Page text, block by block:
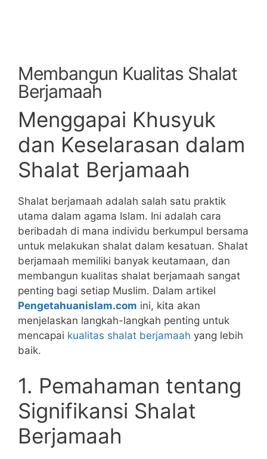
Membangun Kualitas Shalat
Berjamaah
Menggapai Khusyuk
dan Keselarasan dalam
Shalat Berjamaah
Shalat berjamaah adalah salah satu praktik
utama dalam agama Islam. Ini adalah cara
beribadah di mana individu berkumpul bersama
untuk melakukan shalat dalam kesatuan. Shalat
berjamaah memiliki banyak keutamaan, dan
membangun kualitas shalat berjamaah sangat
penting bagi setiap Muslim. Dalam artikel
Pengetahuanislam.com ini, kita akan
menjelaskan langkah-langkah penting untuk
mencapai kualitas shalat berjamaah yang lebih
baik.
1. Pemahaman tentang
Signifikansi Shalat
Berjamaah